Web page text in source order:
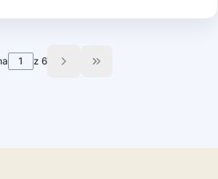
z 6 Przejdź do ostatniej